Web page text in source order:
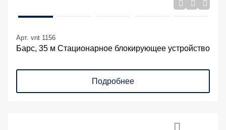
Арт. vnt 1156
Барс, 35 м Стационарное блокирующее устройство
Подробнее